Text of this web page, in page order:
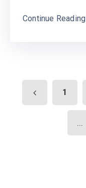
Continue Reading
1
...